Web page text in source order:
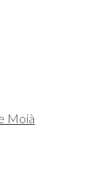
Moià